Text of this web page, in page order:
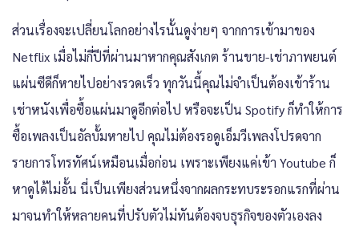
ส่วนเรื่องจะเปลี่ยนโลกอย่างไรนั้นดูง่ายๆ จากการเข้ามาของ
Netflix เมื่อไม่กี่ปีที่ผ่านมาหากคุณสังเกต ร้านขาย-เช่าภาพยนต์
แผ่นซีดีก็หายไปอย่างรวดเร็ว ทุกวันนี้คุณไม่จำเป็นต้องเข้าร้าน
เช่าหนังเพื่อซื้อแผ่นมาดูอีกต่อไป หรือจะเป็น Spotify ก็ทำให้การ
ซื้อเพลงเป็นอัลบั้มหายไป คุณไม่ต้องรอดูเอ็มวีเพลงโปรดจาก
รายการโทรทัศน์เหมือนเมื่อก่อน เพราะเพียงแค่เข้า Youtube ก็
หาดูได้ไม่อั้น นี่เป็นเพียงส่วนหนึ่งจากผลกระทบระรอกแรกที่ผ่าน
มาจนทำให้หลายคนที่ปรับตัวไม่ทันต้องจบธุรกิจของตัวเองลง